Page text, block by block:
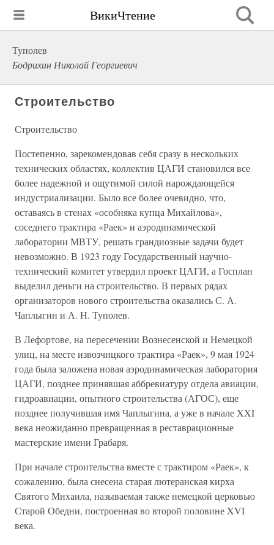
ВикиЧтение
Туполев
Бодрихин Николай Георгиевич
Строительство
Строительство
Постепенно, зарекомендовав себя сразу в нескольких
технических областях, коллектив ЦАГИ становился все
более надежной и ощутимой силой нарождающейся
индустриализации. Было все более очевидно, что,
оставаясь в стенах «особняка купца Михайлова»,
соседнего трактира «Раек» и аэродинамической
лаборатории МВТУ, решать грандиозные задачи будет
невозможно. В 1923 году Государственный научно-
технический комитет утвердил проект ЦАГИ, а Госплан
выделил деньги на строительство. В первых рядах
организаторов нового строительства оказались С. А.
Чаплыгин и А. Н. Туполев.
В Лефортове, на пересечении Вознесенской и Немецкой
улиц, на месте извозчицкого трактира «Раек», 9 мая 1924
года была заложена новая аэродинамическая лаборатория
ЦАГИ, позднее принявшая аббревиатуру отдела авиации,
гидроавиации, опытного строительства (АГОС), еще
позднее получившая имя Чаплыгина, а уже в начале XXI
века неожиданно превращенная в реставрационные
мастерские имени Грабаря.
При начале строительства вместе с трактиром «Раек», к
сожалению, была снесена старая лютеранская кирха
Святого Михаила, называемая также немецкой церковью
Старой Обедни, построенная во второй половине XVI
века.